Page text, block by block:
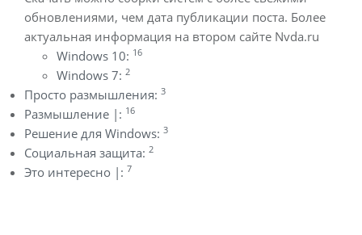
обновлениями, чем дата публикации поста. Более
актуальная информация на втором сайте Nvda.ru
Windows 10: 16
Windows 7: 2
Просто размышления: 3
Размышление |: 16
Решение для Windows: 3
Социальная защита: 2
Это интересно |: 7